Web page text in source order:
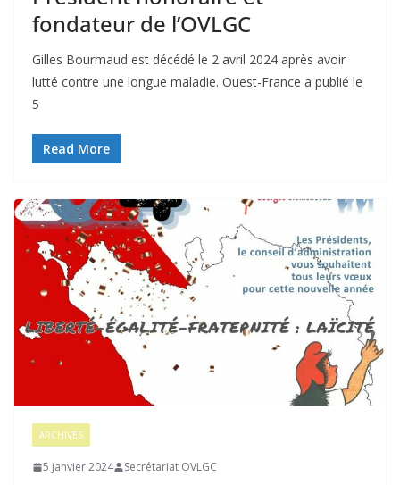
fondateur de l’OVLGC
Gilles Bourmaud est décédé le 2 avril 2024 après avoir
lutté contre une longue maladie. Ouest-France a publié le
5
Read More
ARCHIVES
5 janvier 2024 Secrétariat OVLGC